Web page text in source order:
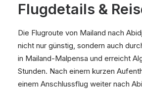
Flugdetails &
Die Flugroute von Mailand nach
nicht nur günstig, sondern auch
in Mailand-Malpensa und erreicht
Stunden. Nach einem kurzen
einem Anschlussflug weiter nach